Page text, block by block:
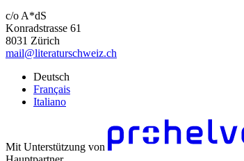
c/o A*dS
Konradstrasse 61
8031 Zürich
mail@literaturschweiz.ch
Deutsch
Français
Italiano
Mit Unterstützung von